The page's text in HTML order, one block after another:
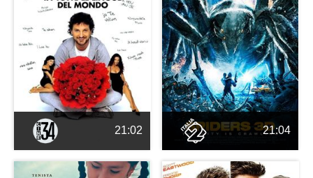
21:02 21:04